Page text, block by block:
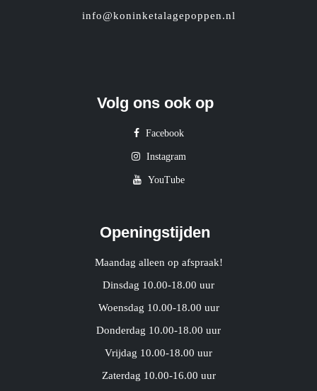
info@koninketalagepoppen.nl
Volg ons ook op
Facebook
Instagram
YouTube
Openingstijden
Maandag alleen op afspraak!
Dinsdag 10.00-18.00 uur
Woensdag 10.00-18.00 uur
Donderdag 10.00-18.00 uur
Vrijdag 10.00-18.00 uur
Zaterdag 10.00-16.00 uur